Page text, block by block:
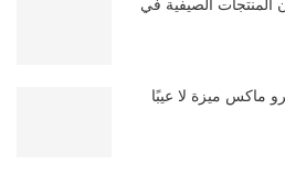
المنتجات الصيفية في